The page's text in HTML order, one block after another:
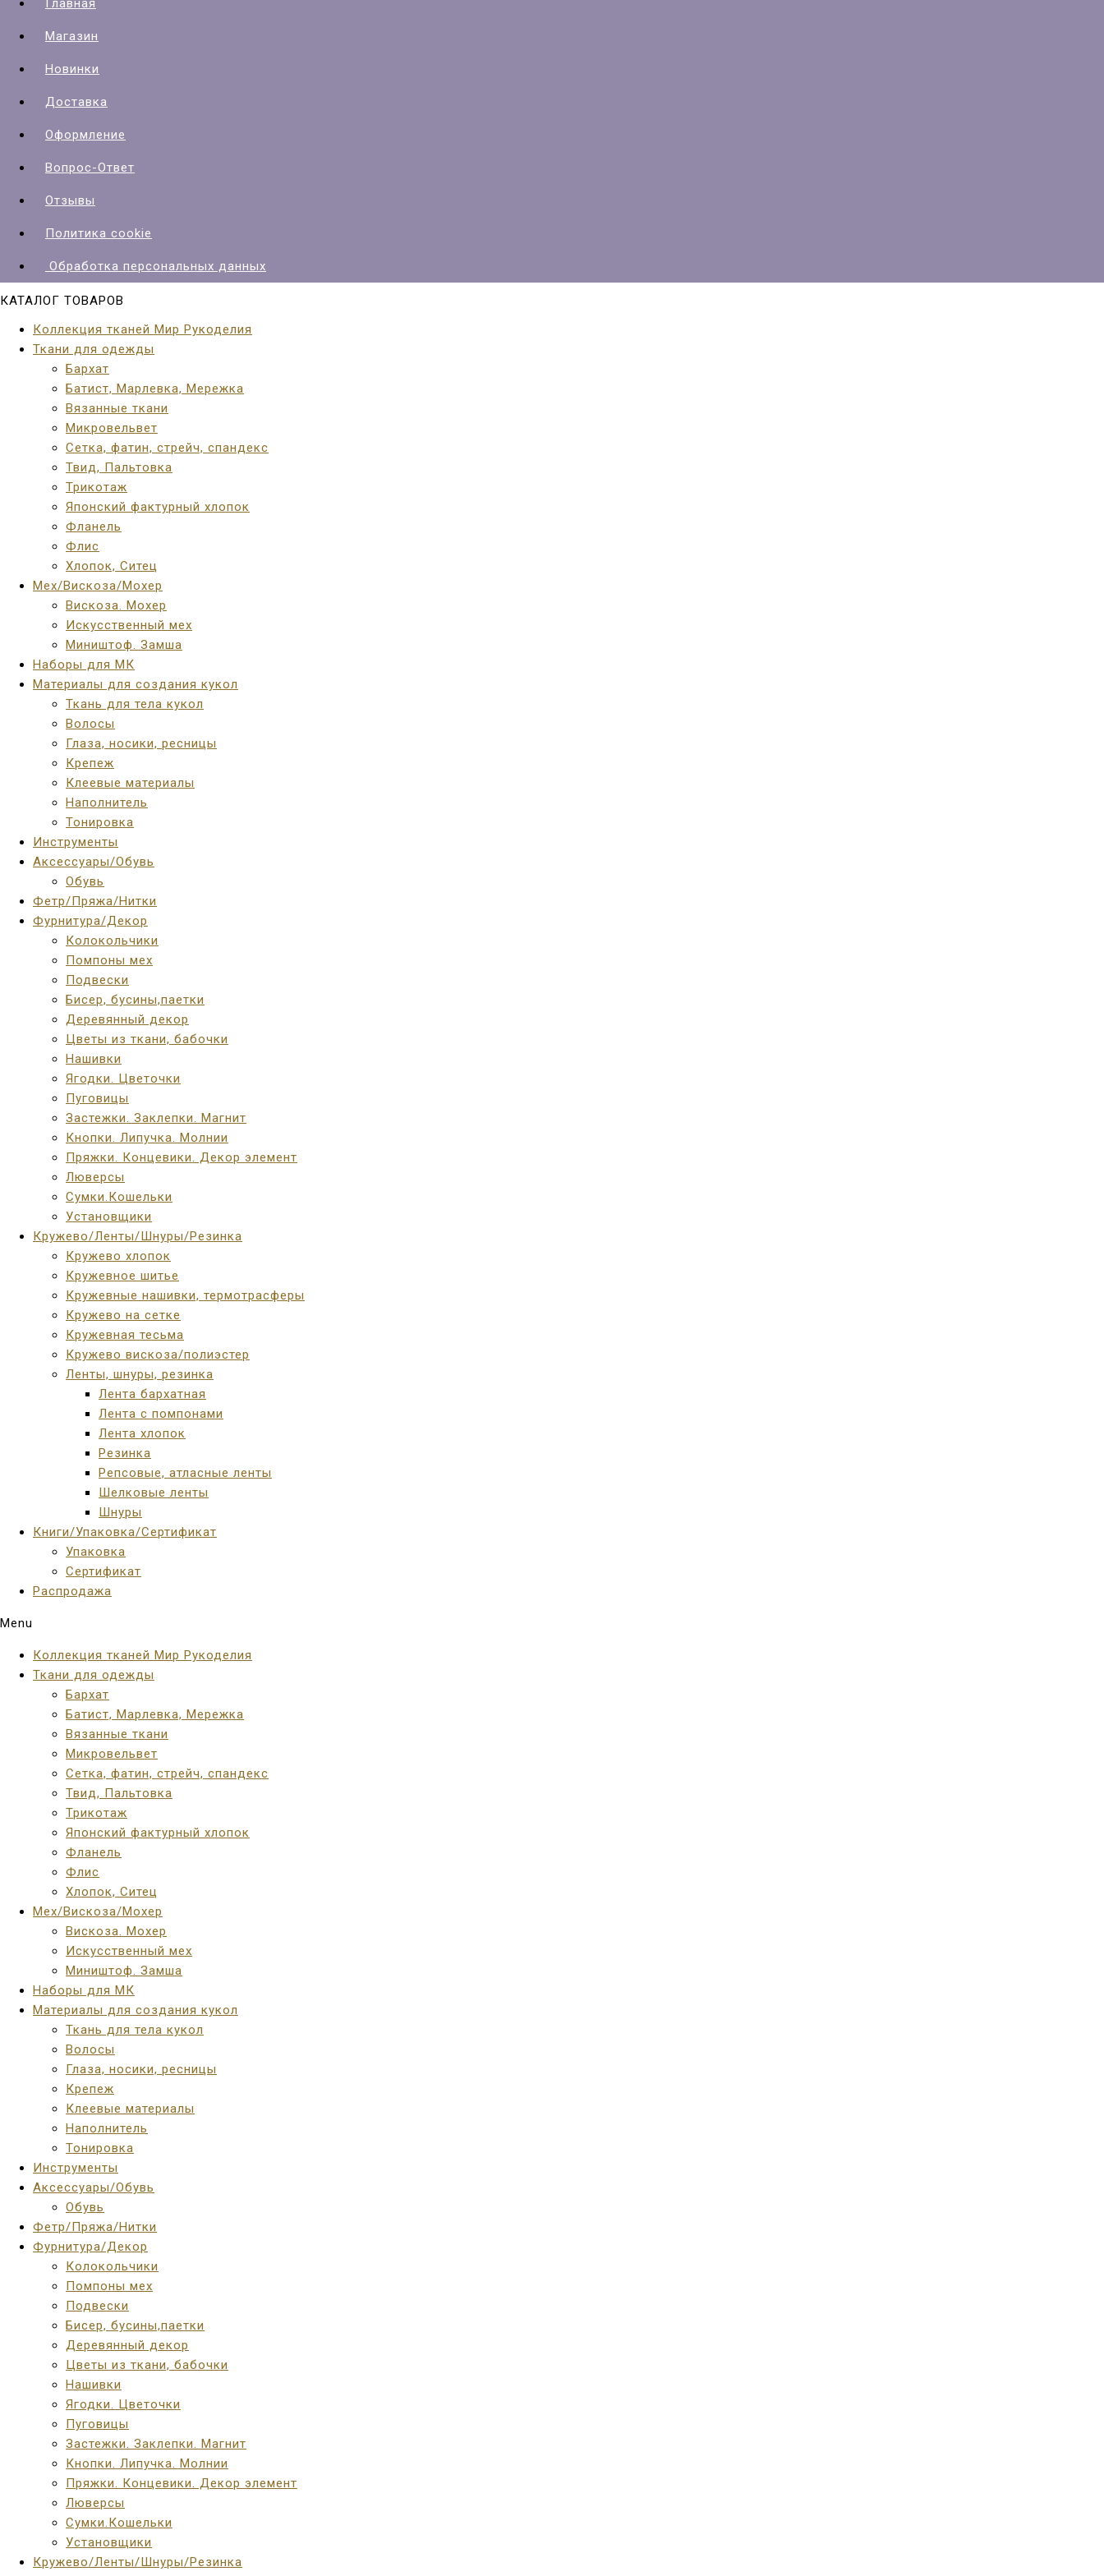
Главная
Магазин
Новинки
Доставка
Оформление
Вопрос-Ответ
Отзывы
Политика cookie
Обработка персональных данных
КАТАЛОГ ТОВАРОВ
Коллекция тканей Мир Рукоделия
Ткани для одежды
Бархат
Батист, Марлевка, Мережка
Вязанные ткани
Микровельвет
Сетка, фатин, стрейч, спандекс
Твид, Пальтовка
Трикотаж
Японский фактурный хлопок
Фланель
Флис
Хлопок, Ситец
Мех/Вискоза/Мохер
Вискоза. Мохер
Искусственный мех
Миништоф. Замша
Наборы для МК
Материалы для создания кукол
Ткань для тела кукол
Волосы
Глаза, носики, ресницы
Крепеж
Клеевые материалы
Наполнитель
Тонировка
Инструменты
Аксессуары/Обувь
Обувь
Фетр/Пряжа/Нитки
Фурнитура/Декор
Колокольчики
Помпоны мех
Подвески
Бисер, бусины,паетки
Деревянный декор
Цветы из ткани, бабочки
Нашивки
Ягодки. Цветочки
Пуговицы
Застежки. Заклепки. Магнит
Кнопки. Липучка. Молнии
Пряжки. Концевики. Декор элемент
Люверсы
Сумки.Кошельки
Установщики
Кружево/Ленты/Шнуры/Резинка
Кружево хлопок
Кружевное шитье
Кружевные нашивки, термотрасферы
Кружево на сетке
Кружевная тесьма
Кружево вискоза/полиэстер
Ленты, шнуры, резинка
Лента бархатная
Лента с помпонами
Лента хлопок
Резинка
Репсовые, атласные ленты
Шелковые ленты
Шнуры
Книги/Упаковка/Сертификат
Упаковка
Сертификат
Распродажа
Menu
Коллекция тканей Мир Рукоделия
Ткани для одежды
Бархат
Батист, Марлевка, Мережка
Вязанные ткани
Микровельвет
Сетка, фатин, стрейч, спандекс
Твид, Пальтовка
Трикотаж
Японский фактурный хлопок
Фланель
Флис
Хлопок, Ситец
Мех/Вискоза/Мохер
Вискоза. Мохер
Искусственный мех
Миништоф. Замша
Наборы для МК
Материалы для создания кукол
Ткань для тела кукол
Волосы
Глаза, носики, ресницы
Крепеж
Клеевые материалы
Наполнитель
Тонировка
Инструменты
Аксессуары/Обувь
Обувь
Фетр/Пряжа/Нитки
Фурнитура/Декор
Колокольчики
Помпоны мех
Подвески
Бисер, бусины,паетки
Деревянный декор
Цветы из ткани, бабочки
Нашивки
Ягодки. Цветочки
Пуговицы
Застежки. Заклепки. Магнит
Кнопки. Липучка. Молнии
Пряжки. Концевики. Декор элемент
Люверсы
Сумки.Кошельки
Установщики
Кружево/Ленты/Шнуры/Резинка